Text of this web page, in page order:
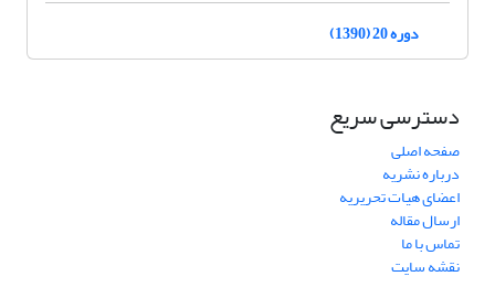
دوره 20 (1390)
دسترسی سریع
صفحه اصلی
درباره نشریه
اعضای هیات تحریریه
ارسال مقاله
تماس با ما
نقشه سایت